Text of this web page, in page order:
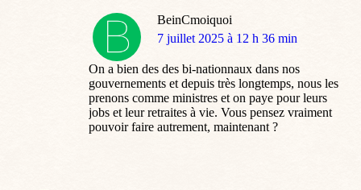
BeinCmoiquoi
dit
7 juillet 2025 à 12 h 36 min
On a bien des des bi-nationnaux dans nos
gouvernements et depuis très longtemps, nous les
prenons comme ministres et on paye pour leurs
jobs et leur retraites à vie. Vous pensez vraiment
pouvoir faire autrement, maintenant ?